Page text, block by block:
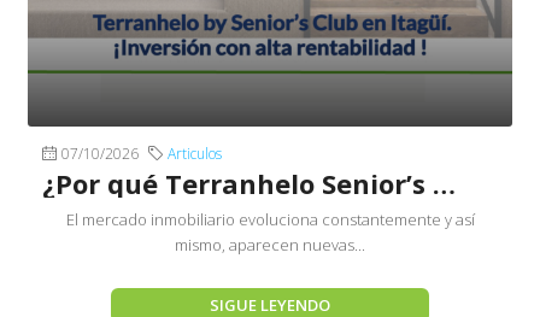
07/10/2026 Articulos
¿Por qué Terranhelo Senior’s Club Itagüí es una inversión rentable?
El mercado inmobiliario evoluciona constantemente y así
mismo, aparecen nuevas...
SIGUE LEYENDO